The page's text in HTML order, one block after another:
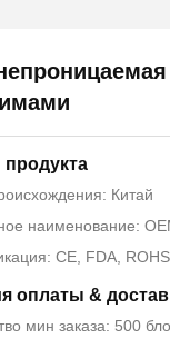
продукта
Китай
наименование:
CE, FDA,
оплаты &
мин заказа: 500